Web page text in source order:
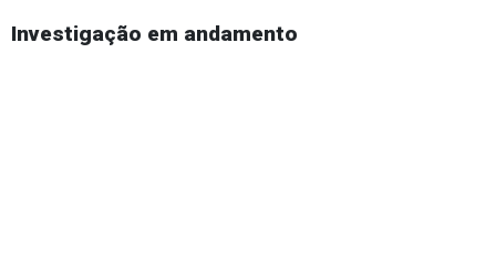
Investigação em andamento